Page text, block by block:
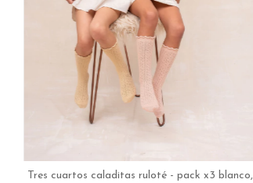
Tres cuartos caladitas ruloté - pack x3 blanco,